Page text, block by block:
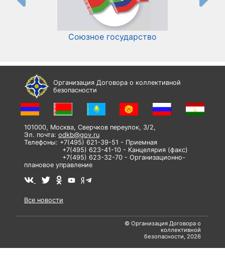
Союзное государство
Организация Договора о коллективной
безопасности
101000, Москва, Сверчков переулок, 3/2,
Эл. почта: odkb@gov.ru
Телефоны: +7(495) 621-39-51 - Приемная
+7(495) 623-41-10 - Канцелярия (факс)
+7(495) 623-32-70 - Организационно-
плановое управление
Все новости
© Организация Договора о
коллективной
безопасности, 2026